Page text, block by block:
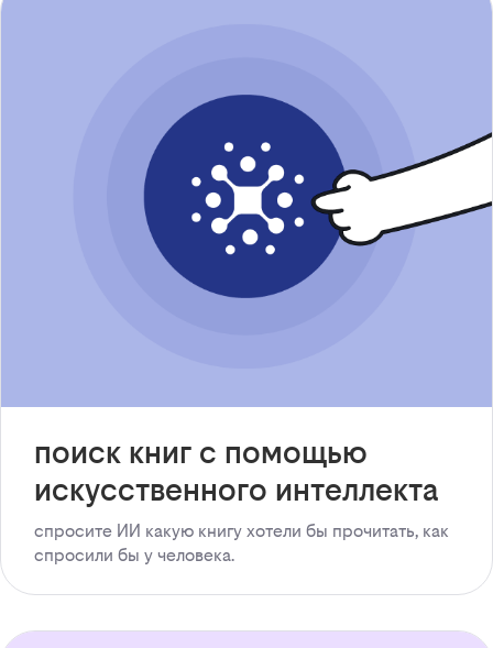
поиск книг с помощью
искусственного интеллекта
спросите ИИ какую книгу хотели бы прочитать, как
спросили бы у человека.